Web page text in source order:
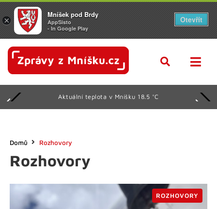
Aktuální teplota v Mníšku 18.5 °C
Rozhovory
Domů Rozhovory
ROZHOVORY
×
Mníšek pod Brdy
AppSisto
- In Google Play
Otevřít